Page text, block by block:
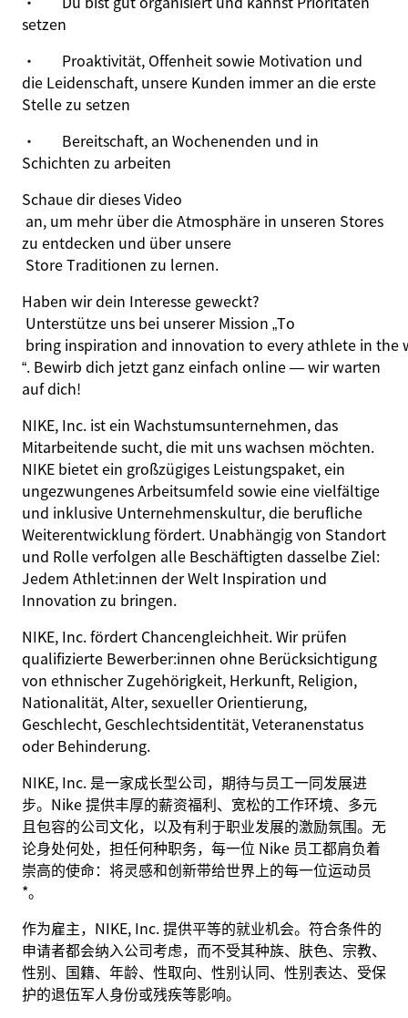
setzen
· Proaktivität, Offenheit sowie Motivation und
die Leidenschaft, unsere Kunden immer an die erste
Stelle zu setzen
· Bereitschaft, an Wochenenden und in
Schichten zu arbeiten
Schaue dir diesesVideo
an, um mehr über die Atmosphäre in unseren Stores
zu entdecken und über unsere
Store Traditionen zu lernen.
Haben wir dein Interesse geweckt?
Unterstütze uns bei unserer Mission „To
bring inspiration and innovation to every athlete in the
“. Bewirb dich jetzt ganz einfach online — wir warten
auf dich!
NIKE, Inc. ist ein Wachstumsunternehmen, das
Mitarbeitende sucht, die mit uns wachsen möchten.
NIKE bietet ein großzügiges Leistungspaket, ein
ungezwungenes Arbeitsumfeld sowie eine vielfältige
und inklusive Unternehmenskultur, die berufliche
Weiterentwicklung fördert. Unabhängig von Standort
und Rolle verfolgen alle Beschäftigten dasselbe Ziel:
Jedem Athlet:innen der Welt Inspiration und
Innovation zu bringen.
NIKE, Inc. fördert Chancengleichheit. Wir prüfen
qualifizierte Bewerber:innen ohne Berücksichtigung
von ethnischer Zugehörigkeit, Herkunft, Religion,
Nationalität, Alter, sexueller Orientierung,
Geschlecht, Geschlechtsidentität, Veteranenstatus
oder Behinderung.
NIKE, Inc. 是一家成长型公司，期待与员工一同发展进
步。Nike 提供丰厚的薪资福利、宽松的工作环境、多元
且包容的公司文化，以及有利于职业发展的激励氛围。无
论身处何处，担任何种职务，每一位 Nike 员工都肩负着
崇高的使命：将灵感和创新带给世界上的每一位运动员
*。
作为雇主，NIKE, Inc. 提供平等的就业机会。符合条件的
申请者都会纳入公司考虑，而不受其种族、肤色、宗教、
性别、国籍、年龄、性取向、性别认同、性别表达、受保
护的退伍军人身份或残疾等影响。